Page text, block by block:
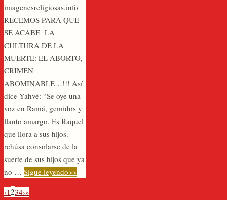
imagenesreligiosas.info
RECEMOS PARA QUE
SE ACABE LA
CULTURA DE LA
MUERTE: EL ABORTO,
CRIMEN
ABOMINABLE…!!! Así
dice Yahvé: “Se oye una
voz en Ramá, gemidos y
llanto amargo. Es Raquel
que llora a sus hijos.
rehúsa consolarse de la
suerte de sus hijos que ya
no … Sigue leyendo>>
‹1234›»